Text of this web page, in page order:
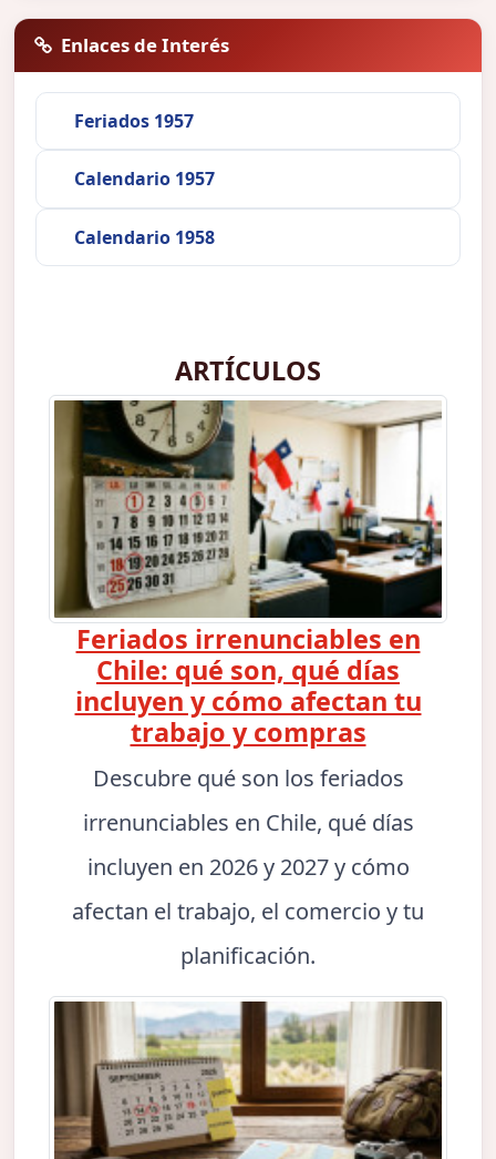
Enlaces de Interés
Feriados 1957
Calendario 1957
Calendario 1958
ARTÍCULOS
Feriados irrenunciables en
Chile: qué son, qué días
incluyen y cómo afectan tu
trabajo y compras
Descubre qué son los feriados
irrenunciables en Chile, qué días
incluyen en 2026 y 2027 y cómo
afectan el trabajo, el comercio y tu
planificación.